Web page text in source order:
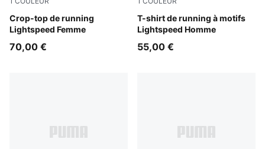
Crop-top de running
Lightspeed Femme
Light Lavender
70,00 €
T-shirt de running à motifs
Lightspeed Homme
Inky Depths
55,00 €